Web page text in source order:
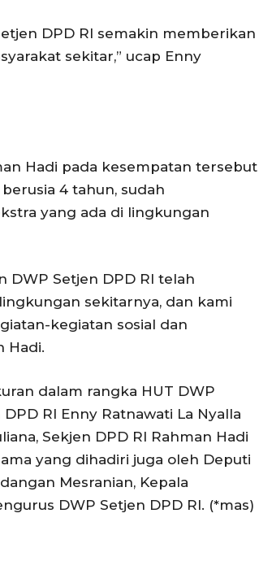
DPD RI semakin memberikan
sekitar,” ucap Enny
Hadi pada kesempatan tersebut
4 tahun, sudah
yang ada di lingkungan
DWP Setjen DPD RI telah
sekitarnya, dan kami
kegiatan sosial dan
Hadi.
dalam rangka HUT DWP
RI Enny Ratnawati La Nyalla
Sekjen DPD RI Rahman Hadi
yang dihadiri juga oleh Deputi
Mesranian, Kepala
DWP Setjen DPD RI. (*mas)